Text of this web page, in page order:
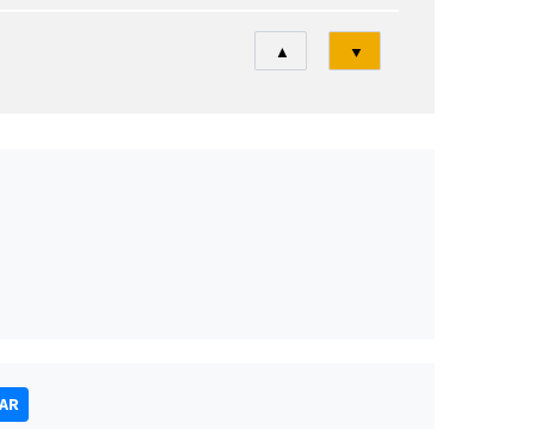
Tri
▲ ▼